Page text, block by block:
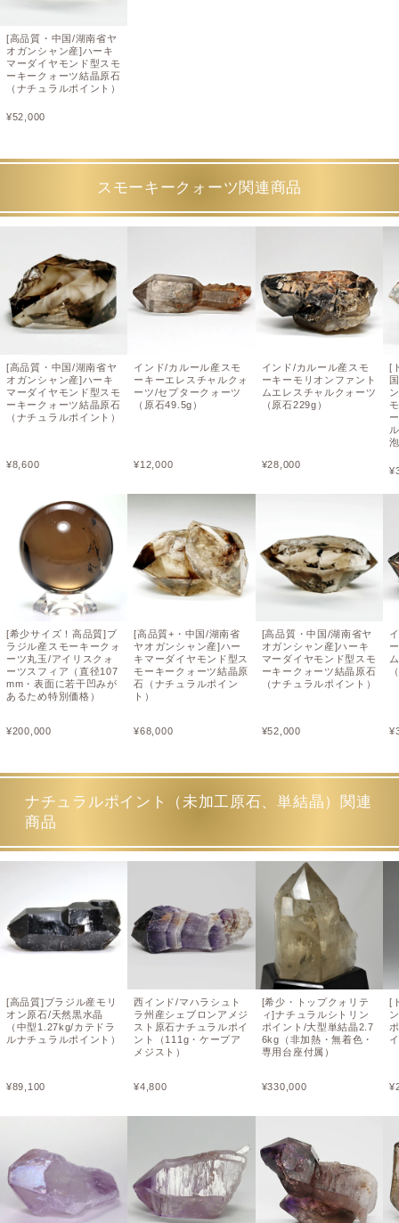
[高品質・中国/湖南省ヤ
オガンシャン産]ハーキ
マーダイヤモンド型スモ
ーキークォーツ結晶原石
（ナチュラルポイント）
¥52,000
スモーキークォーツ関連商品
[高品質・中国/湖南省ヤ
オガンシャン産]ハーキ
マーダイヤモンド型スモ
ーキークォーツ結晶原石
（ナチュラルポイント）
¥8,600
[希少サイズ！高品質]ブ
ラジル産スモーキークォ
ーツ丸玉/アイリスクォ
ーツスフィア（直径107
mm・表面に若干凹みが
あるため特別価格）
¥200,000
インド/カルール産スモ
ーキーエレスチャルクォ
ーツ/セプタークォーツ
（原石49.5g）
¥12,000
[高品質+・中国/湖南省
ヤオガンシャン産]ハー
キマーダイヤモンド型ス
モーキークォーツ結晶原
石（ナチュラルポイン
ト）
¥68,000
インド/カルール産スモ
ーキーモリオンファント
ムエレスチャルクォーツ
（原石229g）
¥28,000
[高品質・中国/湖南省ヤ
オガンシャン産]ハーキ
マーダイヤモンド型スモ
ーキークォーツ結晶原石
（ナチュラルポイント）
¥52,000
[
¥
¥
ナチュラルポイント（未加工原石、単結晶）関連
商品
[高品質]ブラジル産モリ
オン原石/天然黒水晶
（中型1.27kg/カテドラ
ルナチュラルポイント）
¥89,100
西インド/マハラシュト
ラ州産シェブロンアメジ
スト原石ナチュラルポイ
ント（111g・ケープア
メジスト）
¥4,800
[希少・トップクォリテ
ィ]ナチュラルシトリン
ポイント/大型単結晶2.7
6kg（非加熱・無着色・
専用台座付属）
¥330,000
[
¥